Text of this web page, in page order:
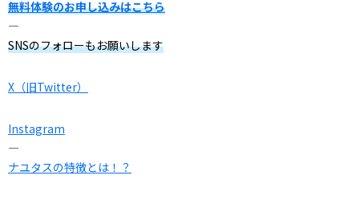
無料体験のお申し込みはこちら
—
SNSのフォローもお願いします
X（旧Twitter）
Instagram
—
ナユタスの特徴とは！？